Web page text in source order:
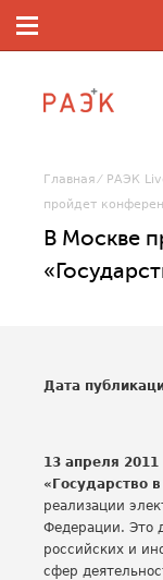
Главная РАЭК
пройдет
В Москве
Дата
13 апреля 2011
«Государство
реализации
Федерации. Это
российских и
сфер